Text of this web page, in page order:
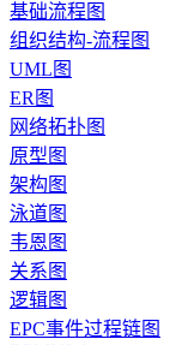
基础流程图
组织结构-流程图
UML图
ER图
网络拓扑图
原型图
架构图
泳道图
韦恩图
关系图
逻辑图
EPC事件过程链图